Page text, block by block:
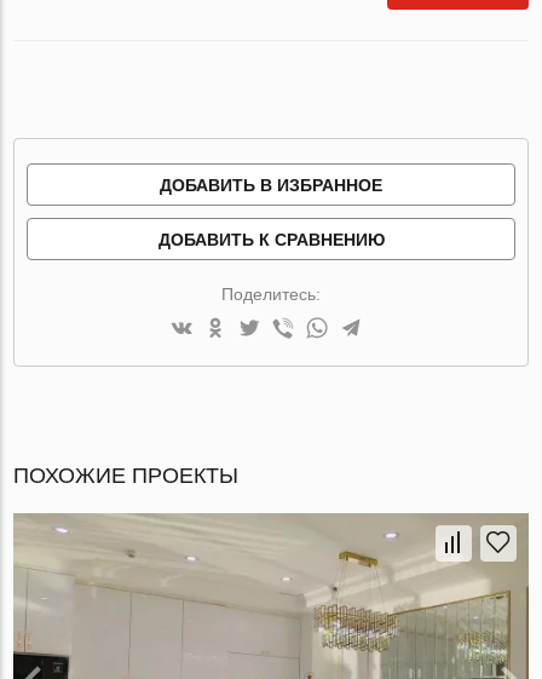
ДОБАВИТЬ В ИЗБРАННОЕ
ДОБАВИТЬ К СРАВНЕНИЮ
Поделитесь:
ПОХОЖИЕ ПРОЕКТЫ